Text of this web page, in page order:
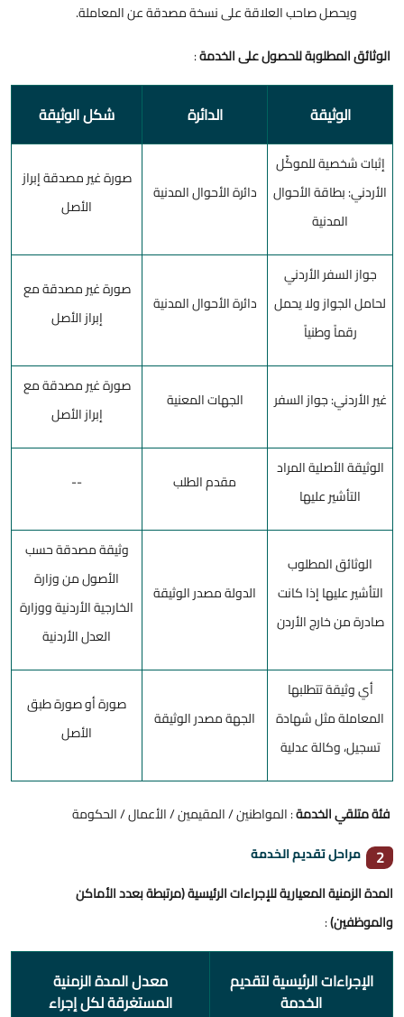
ويحصل صاحب العلاقة على نسخة مصدقة عن المعاملة.
الوثائق المطلوبة للحصول على الخدمة:
الوثيقة الدائرة شكل الوثيقة
إثبات شخصية للموكِّل
الأردني: بطاقة الأحوال
المدنية
دائرة الأحوال المدنية
صورة غير مصدقة إبراز
الأصل
جواز السفر الأردني
لحامل الجواز ولا يحمل
رقماً وطنياً
دائرة الأحوال المدنية
صورة غير مصدقة مع
إبراز الأصل
غير الأردني: جواز السفر الجهات المعنية
صورة غير مصدقة مع
إبراز الأصل
الوثيقة الأصلية المراد
التأشير عليها
مقدم الطلب --
الوثائق المطلوب
التأشير عليها إذا كانت
صادرة من خارج الأردن
الدولة مصدر الوثيقة
وثيقة مصدقة حسب
الأصول من وزارة
الخارجية الأردنية ووزارة
العدل الأردنية
أي وثيقة تتطلبها
المعاملة مثل شهادة
تسجيل، وكالة عدلية
الجهة مصدر الوثيقة
صورة أو صورة طبق
الأصل
فئة متلقي الخدمة: المواطنين / المقيمين / الأعمال / الحكومة
2
مراحل تقديم الخدمة
المدة الزمنية المعيارية للإجراءات الرئيسية (مرتبطة بعدد الأماكن
والموظفين):
الإجراءات الرئيسية لتقديم
الخدمة
معدل المدة الزمنية
المستغرقة لكل إجراء